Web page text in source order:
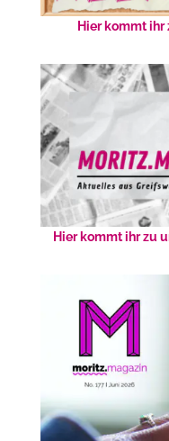
Hier kommt
Hier kommt ihr zu